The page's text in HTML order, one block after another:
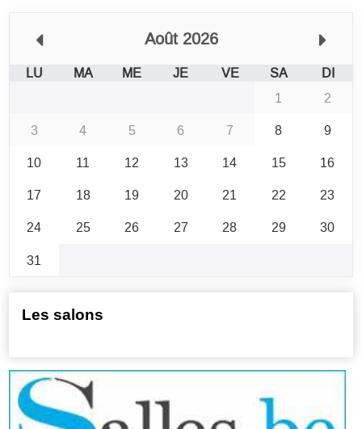
Août 2026
LU MA ME JE VE SA
DI
1
2
3
4 5 6 7 8
9
10
11 12 13 14 15
16
17
18 19 20 21 22
23
24
25 26 27 28 29
30
31
Les salons